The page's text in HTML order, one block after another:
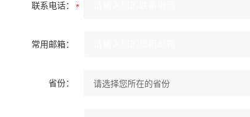
联系电话：
常用邮箱：
省份：